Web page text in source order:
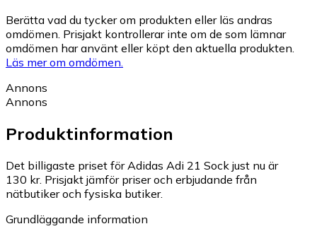
Berätta vad du tycker om produkten eller läs andras
omdömen. Prisjakt kontrollerar inte om de som lämnar
omdömen har använt eller köpt den aktuella produkten.
Läs mer om omdömen.
Annons
Annons
Produktinformation
Det billigaste priset för Adidas Adi 21 Sock just nu är
130 kr. Prisjakt jämför priser och erbjudande från
nätbutiker och fysiska butiker.
Grundläggande information